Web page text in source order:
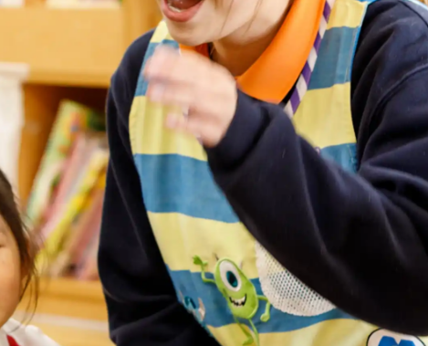
高齢者向けの部屋を借りたい
施設等に通って介護、リハビリを受けたい
福祉器具（車いす・ベッド等）を利用したい
処遇改善加算について
福祉リンク集